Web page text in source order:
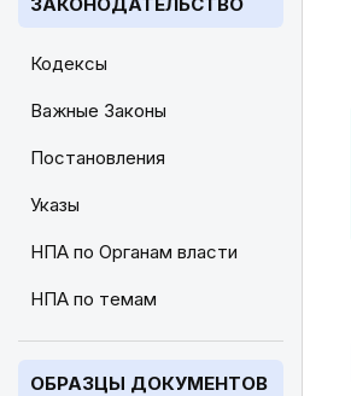
Кодексы
Важные Законы
Постановления
Указы
НПА по Органам власти
НПА по темам
ОБРАЗЦЫ ДОКУМЕНТОВ